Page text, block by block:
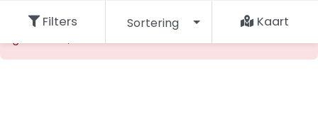
De opgevraagde accommodatie kan niet worden
Filters Sortering Kaart